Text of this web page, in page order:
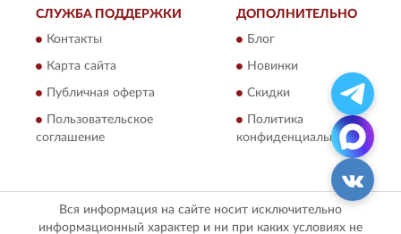
СЛУЖБА ПОДДЕРЖКИ
Контакты
Карта сайта
Публичная оферта
Пользовательское
соглашение
ДОПОЛНИТЕЛЬНО
Блог
Новинки
Скидки
Политика
конфиденциальности
Вся информация на сайте носит исключительно
информационный характер и ни при каких условиях не